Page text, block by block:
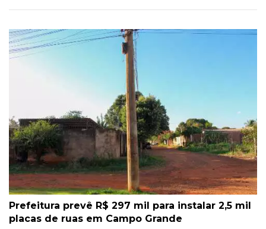
Prefeitura prevê R$ 297 mil para instalar 2,5 mil
placas de ruas em Campo Grande